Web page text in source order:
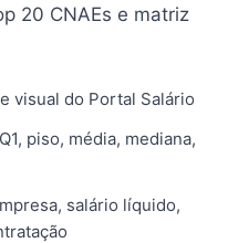
20 CNAEs e matriz
visual do Portal Salário
piso, média, mediana,
salário líquido,